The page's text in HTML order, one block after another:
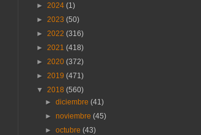
► 2024 (1)
► 2023 (50)
► 2022 (316)
► 2021 (418)
► 2020 (372)
► 2019 (471)
▼ 2018 (560)
►diciembre(41)
►noviembre(45)
►octubre(43)